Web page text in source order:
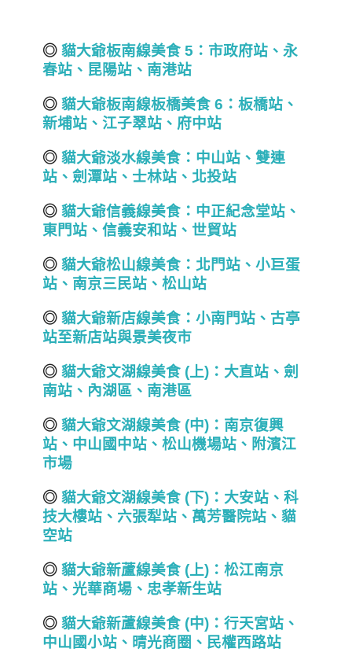
◎ 貓大爺板南線美食 5 ：市政府站、永
春站、昆陽站、南港站
◎ 貓大爺板南線板橋美食 6 ：板橋站、
新埔站、江子翠站、府中站
◎ 貓大爺淡水線美食：中山站、雙連
站、劍潭站、士林站、北投站
◎ 貓大爺信義線美食： 中正紀念堂站 、
東門站、信義安和站、世貿站
◎ 貓大爺松山線美食：北門站 、 小巨蛋
站、南京三民站、松山站
◎ 貓大爺新店線美食 ： 小南門站、 古亭
站至新店站與景美夜市
◎ 貓大爺文湖線美食 (上) ：大直站、劍
南站、內湖區、南港區
◎ 貓大爺文湖線美食 (中) ：南京復興
站、中山國中站、松山機場站 、 附濱江
市場
◎ 貓大爺文湖線美食 (下) ：大安站、科
技大樓站、六張犁站、萬芳醫院站 、貓
空站
◎ 貓大爺新蘆線美食 (上) ：松江南京
站、光華商場、忠孝新生站
◎ 貓大爺新蘆線美食 (中) ：行天宮站、
中山國小站、晴光商圈 、民權西路站